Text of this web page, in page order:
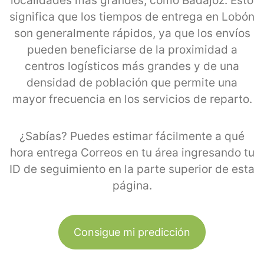
significa que los tiempos de entrega en Lobón
son generalmente rápidos, ya que los envíos
pueden beneficiarse de la proximidad a
centros logísticos más grandes y de una
densidad de población que permite una
mayor frecuencia en los servicios de reparto.
¿Sabías? Puedes estimar fácilmente a qué
hora entrega Correos en tu área ingresando tu
ID de seguimiento en la parte superior de esta
página.
Consigue mi predicción